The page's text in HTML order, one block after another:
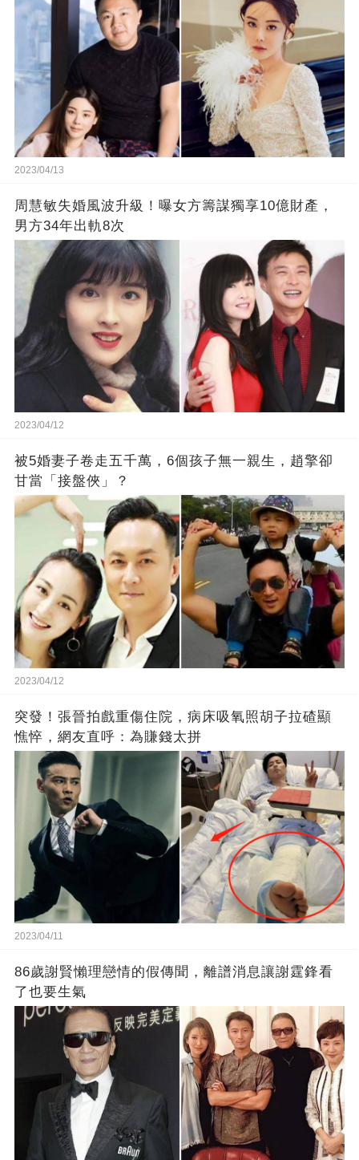
2023/04/13
周慧敏失婚風波升級！曝女方籌謀獨享10億財產，
男方34年出軌8次
2023/04/12
被5婚妻子卷走五千萬，6個孩子無一親生，趙擎卻
甘當「接盤俠」？
2023/04/12
突發！張晉拍戲重傷住院，病床吸氧照胡子拉碴顯
憔悴，網友直呼：為賺錢太拼
2023/04/11
86歲謝賢懶理戀情的假傳聞，離譜消息讓謝霆鋒看
了也要生氣